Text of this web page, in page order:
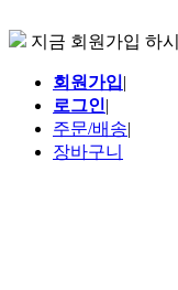
지금 회원가입 하
회원가입|
로그인|
주문/배송|
장바구니